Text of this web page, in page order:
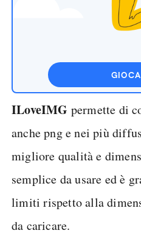
ILoveIMG permette di
anche png e nei più
migliore qualità e
semplice da usare ed è
limiti rispetto alla
da caricare.